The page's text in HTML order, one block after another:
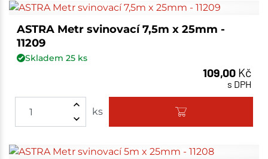
ASTRA Metr svinovací 7,5m x 25mm -
11209
Skladem 25ks
109,00 Kč
s DPH
ks